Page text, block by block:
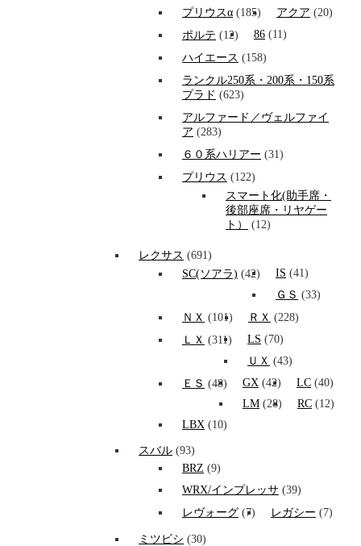
プリウスα (185) アクア (20)
ポルテ (12) 86 (11)
ハイエース (158)
ランクル250系・200系・150系
プラド (623)
アルファード／ヴェルファイ
ア (283)
６０系ハリアー (31)
プリウス (122)
スマート化(助手席・
後部座席・リヤゲー
ト）
(12)
レクサス (691)
SC(ソアラ) (42) IS (41)
ＧＳ (33)
ＮＸ (101) ＲＸ (228)
ＬＸ (311) LS (70)
ＵＸ (43)
ＥＳ (48) GX (42) LC (40)
LM (28) RC (12)
LBX (10)
スバル (93)
BRZ (9)
WRX/インプレッサ (39)
レヴォーグ (7) レガシー (7)
ミツビシ (30)